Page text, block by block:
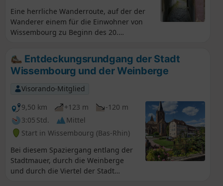
Eine herrliche Wanderroute, auf der der
Wanderer einem für die Einwohner von
Wissembourg zu Beginn des 20.
zum ehemaligen Turm von Scherhol zu
gelangen. Rückweg über den Hang
hinunter ins Lauter-Tal und Besichtigung
der Stadt Wissembourg.
Entdeckungsrundgang der Stadt
Wissembourg und der Weinberge
Visorando-Mitglied
9,50 km
+123 m
-120 m
3:05 Std.
Mittel
Start in Wissembourg (Bas-Rhin)
Bei diesem Spaziergang entlang der
Stadtmauer, durch die Weinberge
und durch die Viertel der Stadt